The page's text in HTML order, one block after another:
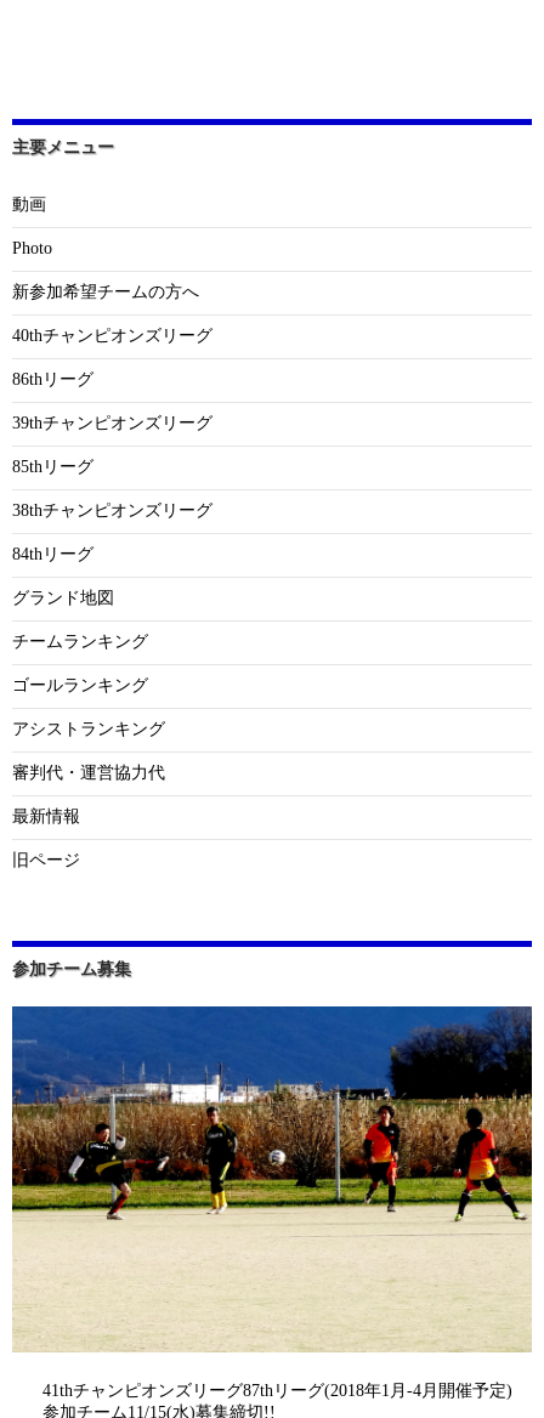
主要メニュー
動画
Photo
新参加希望チームの方へ
40thチャンピオンズリーグ
86thリーグ
39thチャンピオンズリーグ
85thリーグ
38thチャンピオンズリーグ
84thリーグ
グランド地図
チームランキング
ゴールランキング
アシストランキング
審判代・運営協力代
最新情報
旧ページ
参加チーム募集
41thチャンピオンズリーグ87thリーグ(2018年1月-4月開催予定)
参加チーム11/15(水)募集締切!!